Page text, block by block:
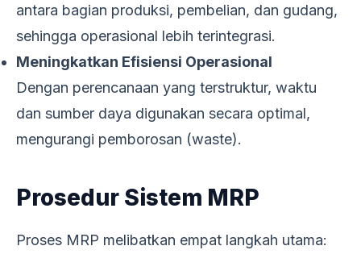
antara bagian produksi, pembelian, dan gudang,
sehingga operasional lebih terintegrasi.
Meningkatkan Efisiensi Operasional
Dengan perencanaan yang terstruktur, waktu
dan sumber daya digunakan secara optimal,
mengurangi pemborosan (waste).
Prosedur Sistem MRP
Proses MRP melibatkan empat langkah utama: